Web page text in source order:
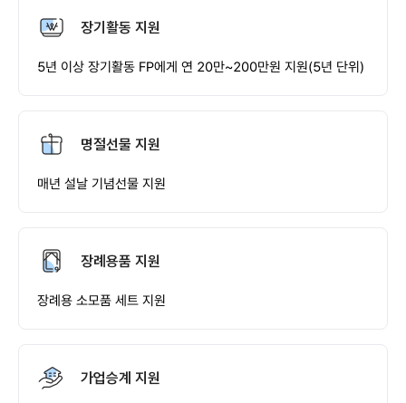
장기활동 지원
5년 이상 장기활동 FP에게 연 20만~200만원 지원(5년 단위)
명절선물 지원
매년 설날 기념선물 지원
장례용품 지원
장례용 소모품 세트 지원
가업승계 지원